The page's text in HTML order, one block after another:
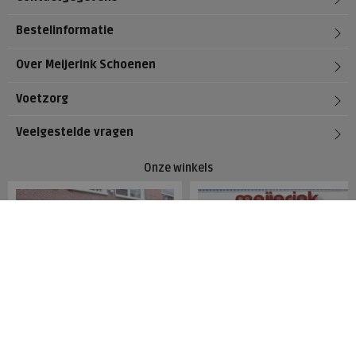
Bestelinformatie
Over Meijerink Schoenen
Voetzorg
Veelgestelde vragen
Onze winkels